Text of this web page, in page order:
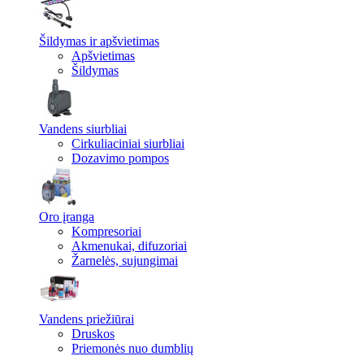
Šildymas ir apšvietimas
Apšvietimas
Šildymas
Vandens siurbliai
Cirkuliaciniai siurbliai
Dozavimo pompos
Oro įranga
Kompresoriai
Akmenukai, difuzoriai
Žarnelės, sujungimai
Vandens priežiūrai
Druskos
Priemonės nuo dumblių